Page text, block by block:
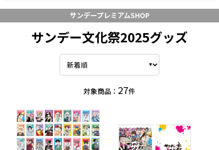
サンデープレミアムSHOP
サンデー文化祭2025グッズ
対象商品： 27件